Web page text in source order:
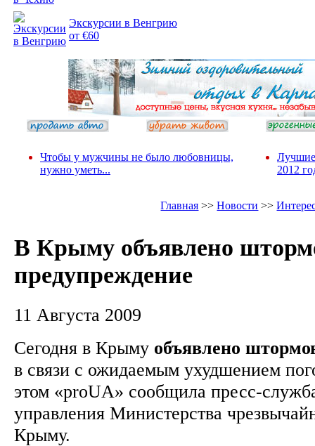
Экскурсии в Венгрию
от €60
Чтобы у мужчины не было любовницы,
нужно уметь...
Лучшие
2012
Главная >>Новости >>
В Крыму объявлено
предупреждение
11 Августа 2009
Сегодня в Крыму объявлено
в связи с ожидаемым ухудшением
этом «proUA» сообщила пресс-
управления Министерства
Крыму.